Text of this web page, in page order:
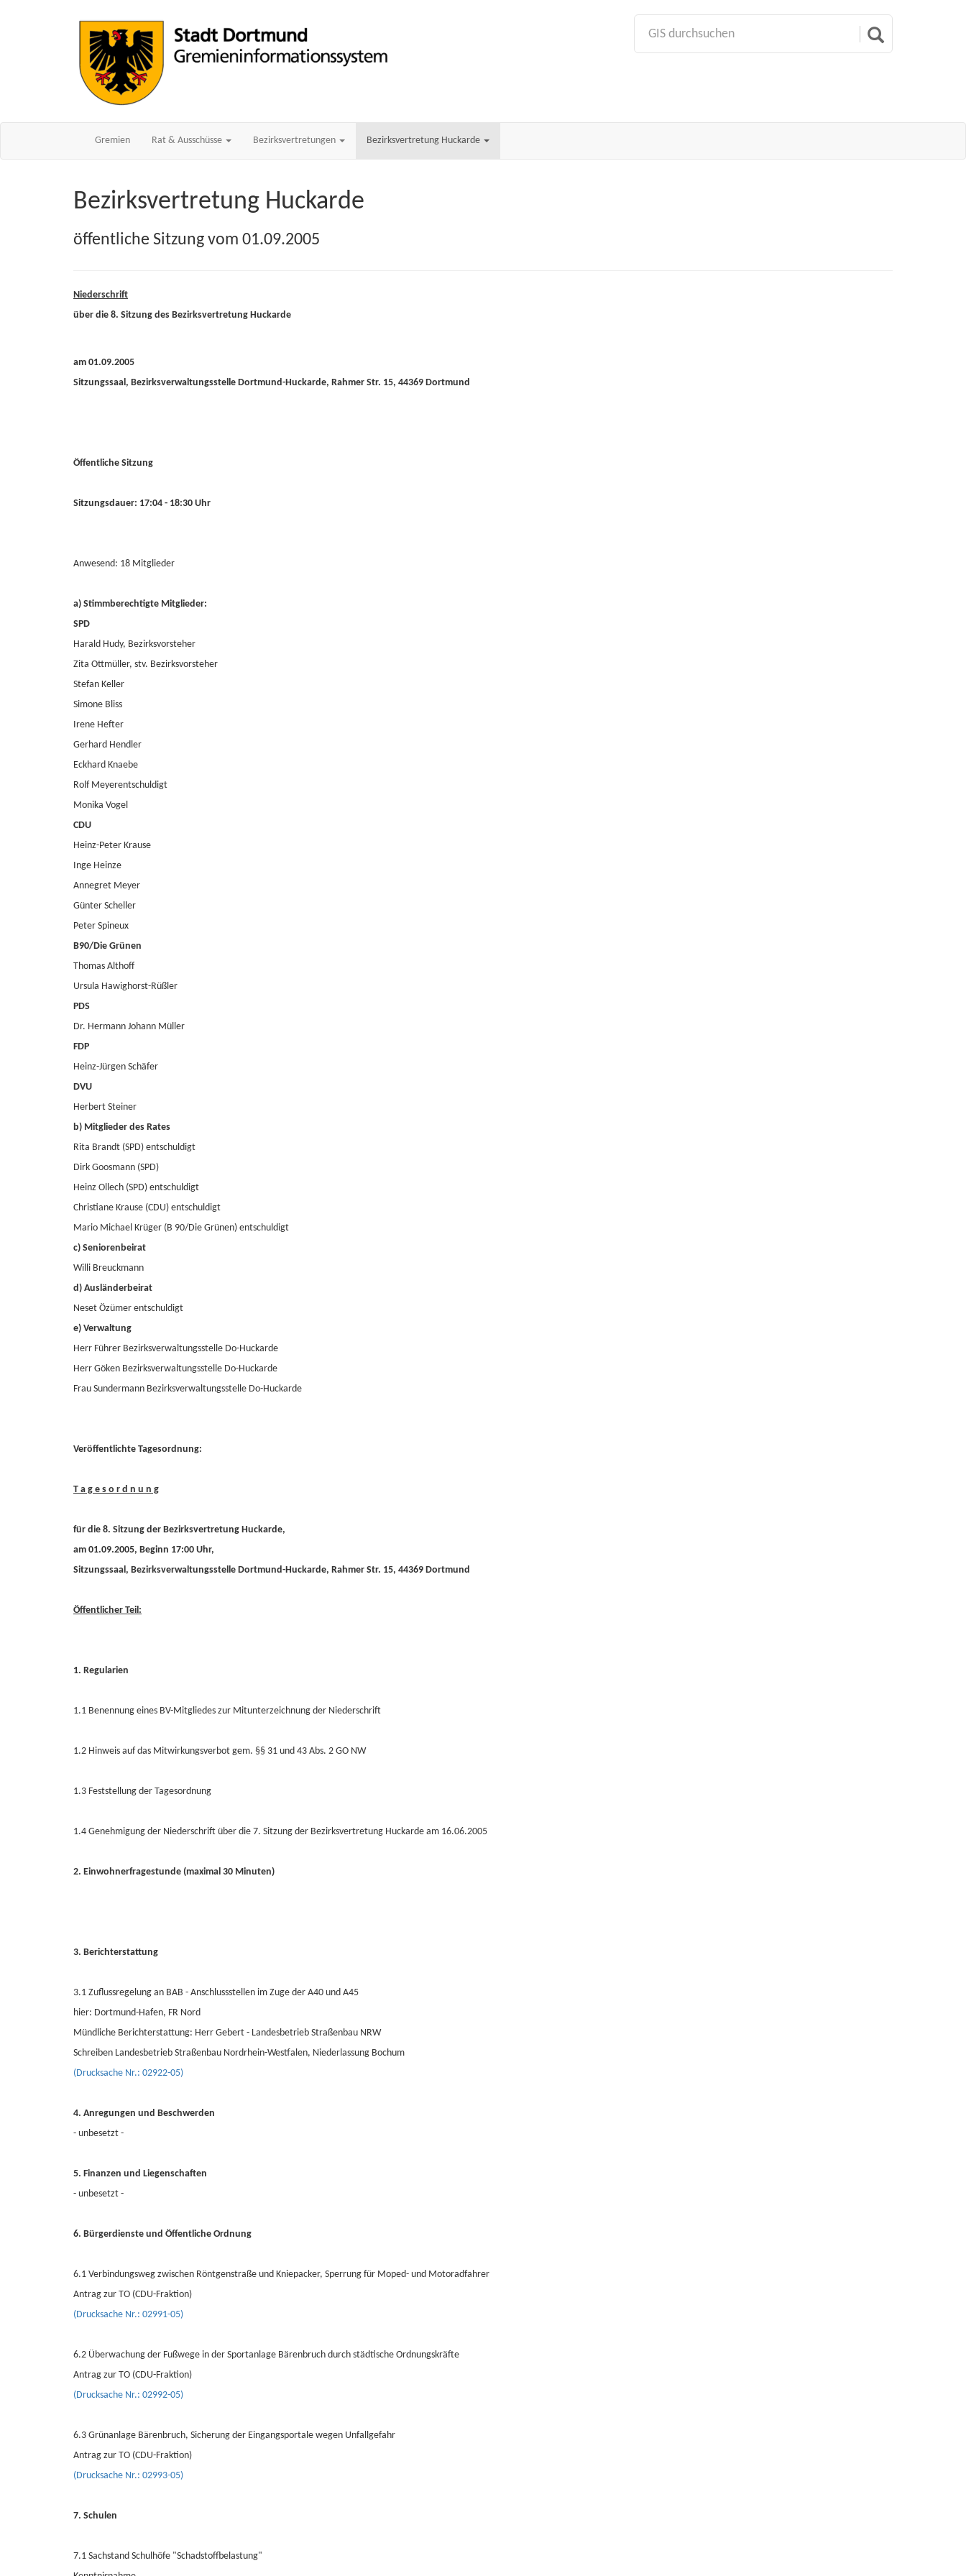
Gremien Rat & Ausschüsse Bezirksvertretungen Bezirksvertretung Huckarde
Bezirksvertretung Huckarde
öffentliche Sitzung vom 01.09.2005
Niederschrift
über die 8. Sitzung des Bezirksvertretung Huckarde
am 01.09.2005
Sitzungssaal, Bezirksverwaltungsstelle Dortmund-Huckarde, Rahmer Str. 15, 44369 Dortmund
Öffentliche Sitzung
Sitzungsdauer: 17:04 - 18:30 Uhr
Anwesend: 18 Mitglieder
a) Stimmberechtigte Mitglieder:
SPD
Harald Hudy, Bezirksvorsteher
Zita Ottmüller, stv. Bezirksvorsteher
Stefan Keller
Simone Bliss
Irene Hefter
Gerhard Hendler
Eckhard Knaebe
Rolf Meyerentschuldigt
Monika Vogel
CDU
Heinz-Peter Krause
Inge Heinze
Annegret Meyer
Günter Scheller
Peter Spineux
B90/Die Grünen
Thomas Althoff
Ursula Hawighorst-Rüßler
PDS
Dr. Hermann Johann Müller
FDP
Heinz-Jürgen Schäfer
DVU
Herbert Steiner
b) Mitglieder des Rates
Rita Brandt (SPD) entschuldigt
Dirk Goosmann (SPD)
Heinz Ollech (SPD) entschuldigt
Christiane Krause (CDU) entschuldigt
Mario Michael Krüger (B 90/Die Grünen) entschuldigt
c) Seniorenbeirat
Willi Breuckmann
d) Ausländerbeirat
Neset Özümer entschuldigt
e) Verwaltung
Herr Führer Bezirksverwaltungsstelle Do-Huckarde
Herr Göken Bezirksverwaltungsstelle Do-Huckarde
Frau Sundermann Bezirksverwaltungsstelle Do-Huckarde
Veröffentlichte Tagesordnung:
T a g e s o r d n u n g
für die 8. Sitzung der Bezirksvertretung Huckarde,
am 01.09.2005, Beginn 17:00 Uhr,
Sitzungssaal, Bezirksverwaltungsstelle Dortmund-Huckarde, Rahmer Str. 15, 44369 Dortmund
Öffentlicher Teil:
1. Regularien
1.1 Benennung eines BV-Mitgliedes zur Mitunterzeichnung der Niederschrift
1.2 Hinweis auf das Mitwirkungsverbot gem. §§ 31 und 43 Abs. 2 GO NW
1.3 Feststellung der Tagesordnung
1.4 Genehmigung der Niederschrift über die 7. Sitzung der Bezirksvertretung Huckarde am 16.06.2005
2. Einwohnerfragestunde (maximal 30 Minuten)
3. Berichterstattung
3.1 Zuflussregelung an BAB - Anschlussstellen im Zuge der A40 und A45
hier: Dortmund-Hafen, FR Nord
Mündliche Berichterstattung: Herr Gebert - Landesbetrieb Straßenbau NRW
Schreiben Landesbetrieb Straßenbau Nordrhein-Westfalen, Niederlassung Bochum
(Drucksache Nr.: 02922-05)
4. Anregungen und Beschwerden
- unbesetzt -
5. Finanzen und Liegenschaften
- unbesetzt -
6. Bürgerdienste und Öffentliche Ordnung
6.1 Verbindungsweg zwischen Röntgenstraße und Kniepacker, Sperrung für Moped- und Motoradfahrer
Antrag zur TO (CDU-Fraktion)
(Drucksache Nr.: 02991-05)
6.2 Überwachung der Fußwege in der Sportanlage Bärenbruch durch städtische Ordnungskräfte
Antrag zur TO (CDU-Fraktion)
(Drucksache Nr.: 02992-05)
6.3 Grünanlage Bärenbruch, Sicherung der Eingangsportale wegen Unfallgefahr
Antrag zur TO (CDU-Fraktion)
(Drucksache Nr.: 02993-05)
7. Schulen
7.1 Sachstand Schulhöfe "Schadstoffbelastung"